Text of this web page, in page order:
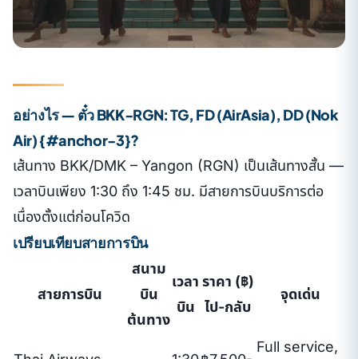
อย่างไร — ตั๋ว BKK-RGN: TG, FD (AirAsia), DD (Nok
Air) {#anchor-3}?
เส้นทาง BKK/DMK – Yangon (RGN) เป็นเส้นทางสั้น —
เวลาบินเพียง 1:30 ถึง 1:45 ชม. มีสายการบินบริการต่อ
เนื่องตั้งแต่ก่อนโควิด
เปรียบเทียบสายการบิน
สายการบิน
สนาม
บิน
ต้นทาง
เวลา
บิน
ราคา (฿)
ไป-กลับ
จุดเด่น
Full service,